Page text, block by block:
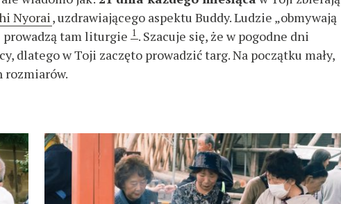
Nyorai, uzdrawiającego aspektu Buddy. Ludzie „obmywają
prowadzą tam liturgie1 . Szacuje się, że w pogodne dni
dlatego w Toji zaczęto prowadzić targ. Na początku mały,
rozmiarów.